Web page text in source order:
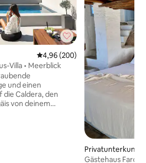
Durchschnittliche Bewertung:
4,96 (200)
Villa • Meerblick
und einen
die Caldera, den
von deinem
Privatunterkunft
Gästehaus Faros